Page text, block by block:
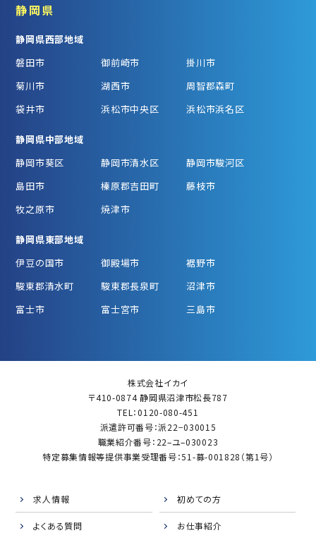
静岡県
静岡県西部地域
磐田市
御前崎市
掛川市
菊川市
湖西市
周智郡森町
袋井市
浜松市中央区 浜松市浜名区
静岡県中部地域
静岡市葵区
静岡市清水区
静岡市駿河区
島田市
榛原郡吉田町
藤枝市
牧之原市
焼津市
静岡県東部地域
伊豆の国市
御殿場市
裾野市
駿東郡清水町
駿東郡長泉町
沼津市
富士市
富士宮市 三島市
株式会社イカイ
〒410-0874 静岡県沼津市松長787
TEL：0120-080-451
派遣許可番号：派22−030015
職業紹介番号：22–ユ–030023
特定募集情報等提供事業受理番号：51-募-001828（第1号）
求人情報 初めての方
よくある質問 お仕事紹介